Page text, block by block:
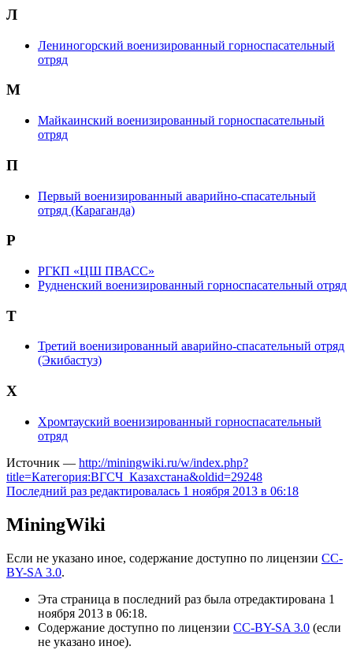
Л
Лениногорский военизированный горноспасательный
отряд
М
Майкаинский военизированный горноспасательный
отряд
П
Первый военизированный аварийно-спасательный
отряд (Караганда)
Р
РГКП «ЦШ ПВАСС»
Рудненский военизированный горноспасательный отряд
Т
Третий военизированный аварийно-спасательный отряд
(Экибастуз)
Х
Хромтауский военизированный горноспасательный
отряд
Источник — http://miningwiki.ru/w/index.php?
title=Категория:ВГСЧ_Казахстана&oldid=29248
Последний раз редактировалась 1 ноября 2013 в 06:18
MiningWiki
Если не указано иное, содержание доступно по лицензии CC-
BY-SA 3.0.
Эта страница в последний раз была отредактирована 1
ноября 2013 в 06:18.
Содержание доступно по лицензии CC-BY-SA 3.0 (если
не указано иное).